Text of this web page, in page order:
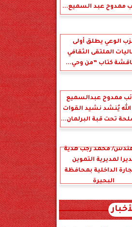
ممدوح عبد السميع...
الوعي يطلق أولى
الملتقى الثقافي
كتاب ”من وحي...
ممدوح عبدالسميع
يُنشد نشيد القوات
تحت قبة البرلمان...
محمد رجب هدية
لمديرية التموين
الداخلية بمحافظة
البحيرة